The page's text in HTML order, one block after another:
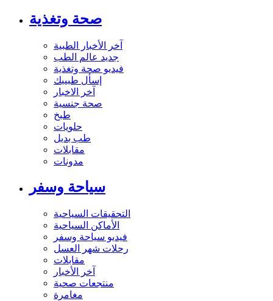
صحة وتغذية
آخر الأخبار الطبية
جديد عالم الطب
فيديو صحة وتغذية
إسأل طبيبك
آخر الاخبار
صحة جنسية
طبخ
حلويات
طب بديل
مقابلات
مدونات
سياحة وسفر
التحقيقات السياحية
الأماكن السياحية
فيديو سياحة وسفر
رحلات شهر العسل
مقابلات
آخر الأخبار
منتجعات صحية
مغامرة